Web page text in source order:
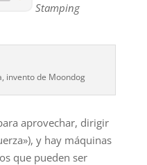
Stamping
invento de Moondog
aprovechar, dirigir
y hay máquinas
que pueden ser